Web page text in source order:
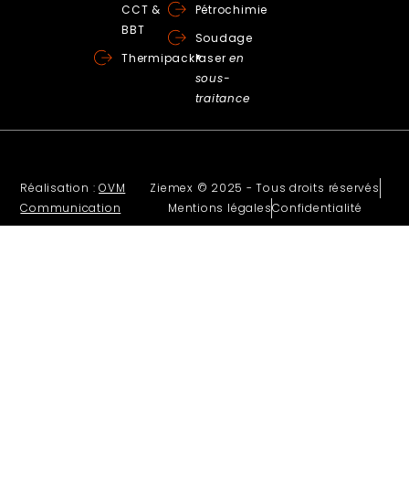
CCT &
BBT
Thermipack®
Pétrochimie
Soudage
laseren
sous-
traitance
Réalisation :OVM
Communication
Ziemex © 2025 - Tous droits réservés
Mentions légalesConfidentialité